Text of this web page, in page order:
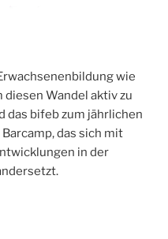
wie
diesen Wandel aktiv zu
das bifeb zum jährlichen
das sich mit
in der